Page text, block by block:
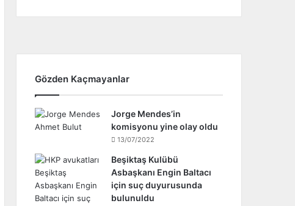
Gözden Kaçmayanlar
Jorge Mendes’in
komisyonu yine olay oldu
13/07/2022
Beşiktaş Kulübü
Asbaşkanı Engin Baltacı
için suç duyurusunda
bulunuldu